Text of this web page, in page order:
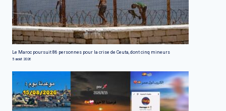
Le Maroc poursuit 86 personnes pour la crise de Ceuta, dont cinq mineurs
5 août 2026